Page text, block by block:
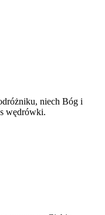
niech Bóg i
wędrówki.